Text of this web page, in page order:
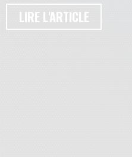
LIRE L'ARTICLE